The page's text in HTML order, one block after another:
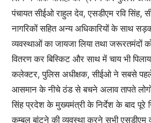
पंचायत सीईओ राहुल देव, एसडीएम रवि सिंह,
नागरिकों सहित अन्य अधिकारियों के साथ
व्यवस्थाओं का जायजा लिया तथा
वितरण कर बिस्किट और साथ में चाय भी
कलेक्टर, पुलिस अधीक्षक, सीईओ ने सबसे
आसमान के नीचे ठंड से बचने अलाव तापते
सिंह प्रदेश के मुख्यमंत्री के निर्देश के बाद
कम्बल बांटने की व्यवस्था करने सभी एसडीएम